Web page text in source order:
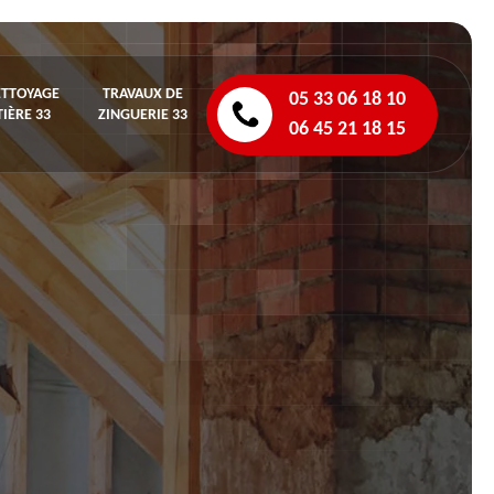
33
TRAVAUX DE
ZINGUERIE 33
05 33 06 18 10
06 45 21 18 15